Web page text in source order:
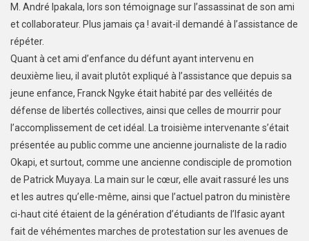
M. André Ipakala, lors son témoignage sur l’assassinat de son ami
et collaborateur. Plus jamais ça ! avait-il demandé à l’assistance de
répéter.
Quant à cet ami d’enfance du défunt ayant intervenu en
deuxième lieu, il avait plutôt expliqué à l’assistance que depuis sa
jeune enfance, Franck Ngyke était habité par des velléités de
défense de libertés collectives, ainsi que celles de mourrir pour
l’accomplissement de cet idéal. La troisième intervenante s’était
présentée au public comme une ancienne journaliste de la radio
Okapi, et surtout, comme une ancienne condisciple de promotion
de Patrick Muyaya. La main sur le cœur, elle avait rassuré les uns
et les autres qu’elle-même, ainsi que l’actuel patron du ministère
ci-haut cité étaient de la génération d’étudiants de l’Ifasic ayant
fait de véhémentes marches de protestation sur les avenues de